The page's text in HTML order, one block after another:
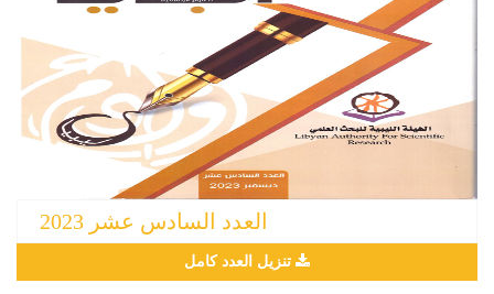
العدد السادس عشر 2023
تنزيل العدد كامل